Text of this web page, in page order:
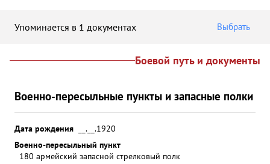
Упоминается в 1 документах Выбрать
Боевой путь и документы
Военно-пересыльные пункты и запасные полки
Дата рождения
__.__.1920
Военно-пересыльный пункт
180 армейский запасной стрелковый полк